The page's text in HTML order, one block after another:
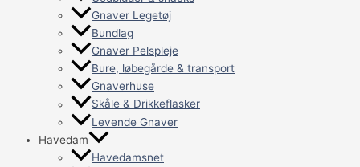
Gnaver Legetøj
Bundlag
Gnaver Pelspleje
Bure, løbegårde & transport
Gnaverhuse
Skåle & Drikkeflasker
Levende Gnaver
Havedam
Havedamsnet